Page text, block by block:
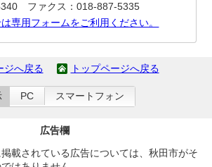
ファクス：018-887-5335
専用フォームをご利用ください。
ジへ戻る トップページへ戻る
PC スマートフォン
広告欄
載されている広告については、秋田市がそ